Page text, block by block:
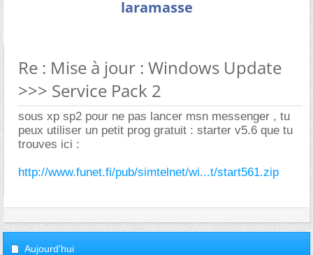
laramasse
Re : Mise à jour : Windows Update
>>> Service Pack 2
sous xp sp2 pour ne pas lancer msn messenger , tu
peux utiliser un petit prog gratuit : starter v5.6 que tu
trouves ici :
http://www.funet.fi/pub/simtelnet/wi...t/start561.zip
Aujourd'hui